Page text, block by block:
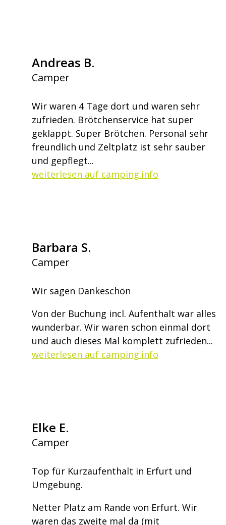
Andreas B.
Camper
Wir waren 4 Tage dort und waren sehr
zufrieden. Brötchenservice hat super
geklappt. Super Brötchen. Personal sehr
freundlich und Zeltplatz ist sehr sauber
und gepflegt...
weiterlesen auf camping.info
Barbara S.
Camper
Wir sagen Dankeschön
Von der Buchung incl. Aufenthalt war alles
wunderbar. Wir waren schon einmal dort
und auch dieses Mal komplett zufrieden...
weiterlesen auf camping.info
Elke E.
Camper
Top für Kurzaufenthalt in Erfurt und
Umgebung.
Netter Platz am Rande von Erfurt. Wir
waren das zweite mal da (mit